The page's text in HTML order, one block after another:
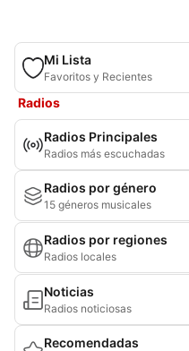
Mi Lista
Favoritos y Recientes
Radios
Radios Principales
Radios más escuchadas
Radios por género
15 géneros musicales
Radios por regiones
Radios locales
Noticias
Radios noticiosas
Recomendadas